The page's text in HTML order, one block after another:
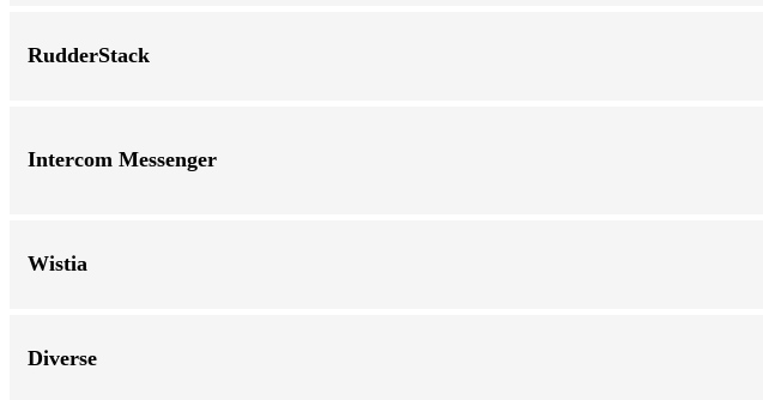
RudderStack
Intercom Messenger
Wistia
Diverse